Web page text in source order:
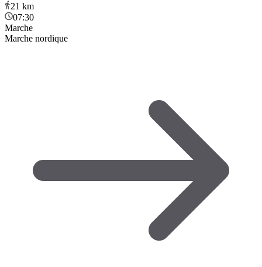
21 km
07:30
Marche
Marche nordique